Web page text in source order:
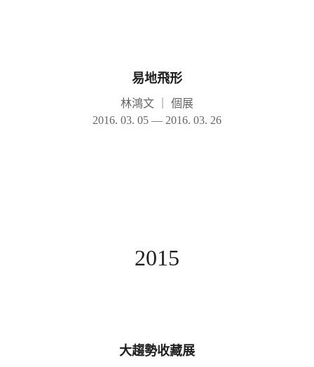
易地飛形
林鴻文
個展
2016. 03. 05 — 2016. 03. 26
2015
大趨勢收藏展